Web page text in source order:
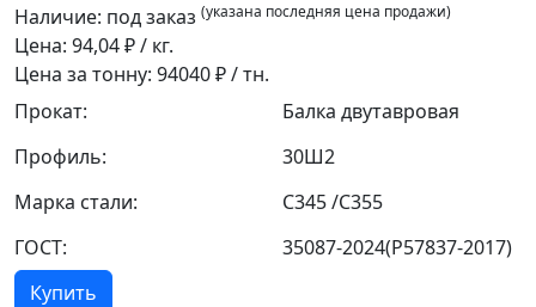
Наличие: под заказ (указана последняя цена продажи)
Цена: 94,04₽ / кг.
Цена за тонну: 94040₽ / тн.
Прокат:
Балка двутавровая
Профиль:
30Ш2
Марка стали:
С345 /С355
ГОСТ:
35087-2024(Р57837-2017)
Купить